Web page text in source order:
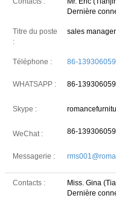
Dernière
Titre du poste
:
sales manager
Téléphone : 86-
WHATSAPP : 86-
Skype :
WeChat : 86-
Messagerie :
Contacts :
Miss. Gina
Dernière